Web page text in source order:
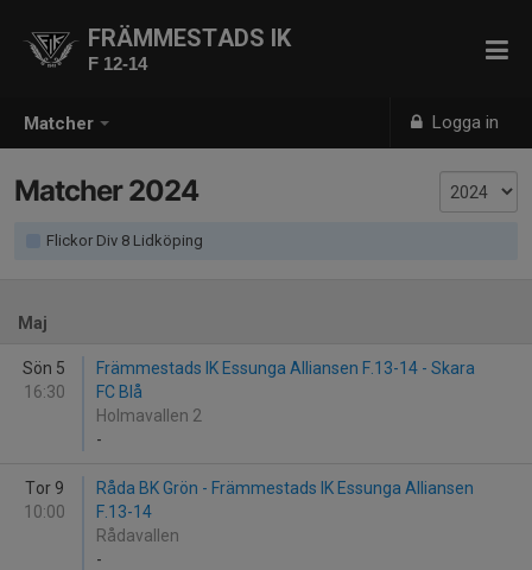
Matcher Logga in
FRÄMMESTADS IK
F 12-14
Matcher 2024
Flickor Div 8 Lidköping
Maj
Sön 5
16:30
Främmestads IK Essunga Alliansen F.13-14 - Skara
FC Blå
Holmavallen 2
-
Tor 9
10:00
Råda BK Grön - Främmestads IK Essunga Alliansen
F.13-14
Rådavallen
-